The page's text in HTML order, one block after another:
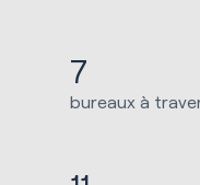
7
bureaux à